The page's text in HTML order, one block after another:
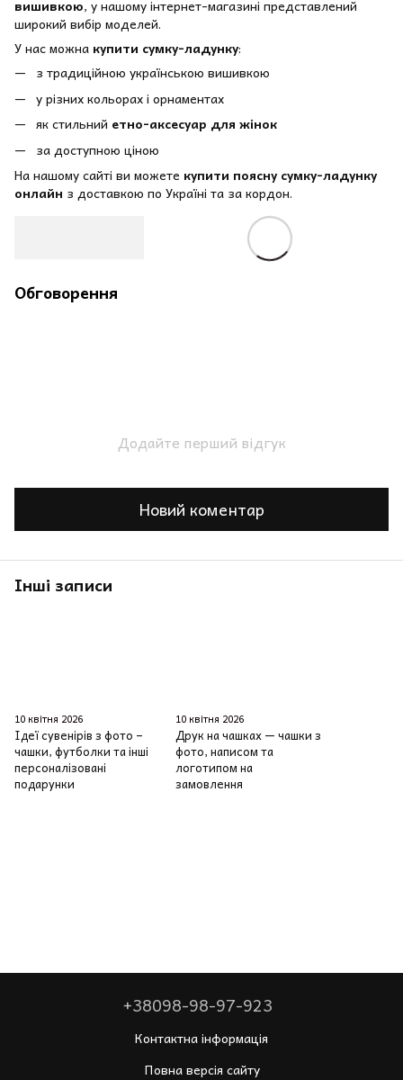
вишивкою, у нашому інтернет-магазині представлений
широкий вибір моделей.
У нас можна купити сумку-ладунку:
з традиційною українською вишивкою
у різних кольорах і орнаментах
як стильний етно-аксесуар для жінок
за доступною ціною
На нашому сайті ви можете купити поясну сумку-ладунку
онлайн з доставкою по Україні та за кордон.
Обговорення
Додайте перший відгук
Новий коментар
Інші записи
10 квітня 2026
Ідеї сувенірів з фото –
чашки, футболки та інші
персоналізовані
подарунки
10 квітня 2026
Друк на чашках — чашки з
фото, написом та
логотипом на
замовлення
+38098-98-97-923
Контактна інформація
Повна версія сайту